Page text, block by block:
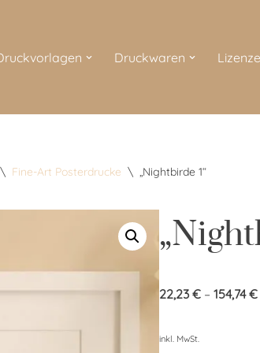
Druckwaren
\ Fine-Art Posterdrucke \ „Nightbirde 1“
22,23 €– 154,74€
inkl. MwSt.